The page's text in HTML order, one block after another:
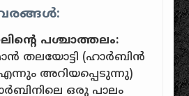
പശ്ചാത്തലം:
തലയോട്ടി (ഹാർബിൻ
അറിയപ്പെടുന്നു)
ഒരു പാലം